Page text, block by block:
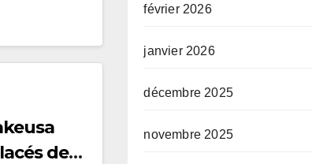
de
février 2026
janvier 2026
décembre 2025
novembre 2025